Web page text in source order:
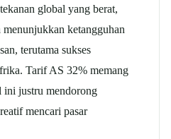
global yang berat,
ketangguhan
terutama sukses
Tarif AS 32% memang
ini justru mendorong
mencari pasar